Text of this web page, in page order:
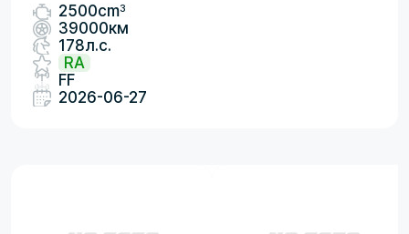
2500cm3
39000км
178л.с.
RA
FF
2026-06-27